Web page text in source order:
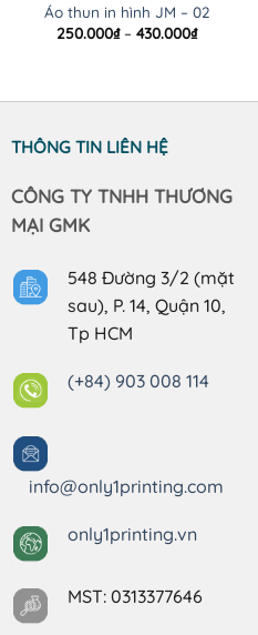
Áo thun in hình JM – 02
250.000₫ – 430.000₫Khoảng
430.000₫
THÔNG TIN LIÊN HỆ
CÔNG TY TNHH THƯƠNG
MẠI GMK
548 Đường 3/2 (mặt
sau), P. 14, Quận 10,
Tp HCM
(+84) 903 008 114
info@only1printing.com
only1printing.vn
MST: 0313377646